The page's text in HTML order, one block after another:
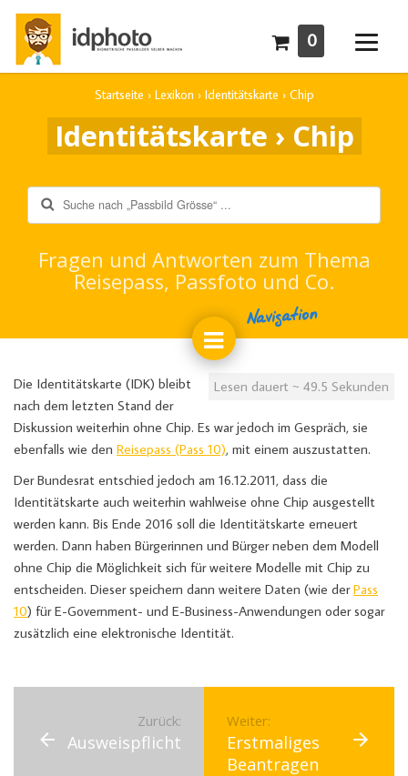
0
Startseite › Lexikon › Identitätskarte › Chip
Identitätskarte › Chip
Suche
Fragen und Antworten zum Thema
Reisepass, Passfoto und Co.
Navigation
Lesen dauert ~ 49.5 Sekunden
Die Identitätskarte (IDK) bleibt
nach dem letzten Stand der
Diskussion weiterhin ohne Chip. Es war jedoch im Gespräch, sie
ebenfalls wie den Reisepass (Pass 10), mit einem auszustatten.
Der Bundesrat entschied jedoch am 16.12.2011, dass die
Identitätskarte auch weiterhin wahlweise ohne Chip ausgestellt
werden kann. Bis Ende 2016 soll die Identitätskarte erneuert
werden. Dann haben Bürgerinnen und Bürger neben dem Modell
ohne Chip die Möglichkeit sich für weitere Modelle mit Chip zu
entscheiden. Dieser speichern dann weitere Daten (wie derPass
10) für E-Government- und E-Business-Anwendungen oder sogar
zusätzlich eine elektronische Identität.
Zurück:
Ausweispflicht
Weiter:
Erstmaliges
Beantragen